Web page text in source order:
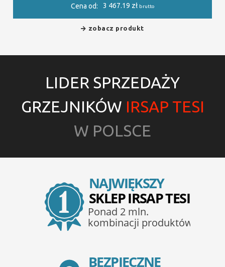
Cena od: 3 467.19 zł brutto
zobacz produkt
LIDER SPRZEDAŻY
GRZEJNIKÓW IRSAP TESI
W POLSCE